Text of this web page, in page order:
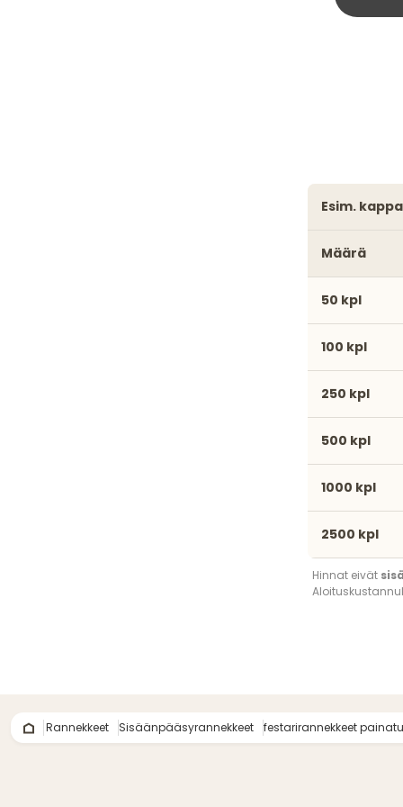
esim.
Määrä
50 kpl
100 kpl
250 kpl
500 kpl
1000 kpl
2500 kpl
Hinnat eivät
Rannekkeet Sisäänpääsyrannekkeet festarirannekkeet